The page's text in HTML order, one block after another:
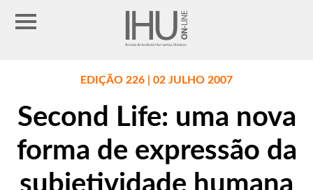
EDIÇÃO 226 | 02 JULHO 2007
Second Life: uma nova
forma de expressão da